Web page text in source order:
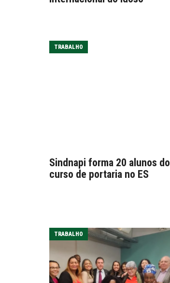
TRABALHO
Sindnapi forma 20 alunos do
curso de portaria no ES
TRABALHO